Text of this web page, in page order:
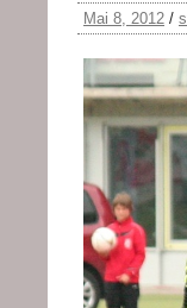
Mai 8, 2012 /